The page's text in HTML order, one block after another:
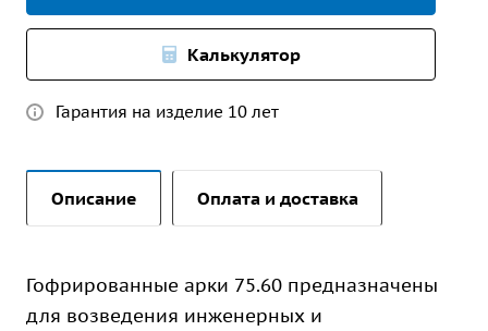
Калькулятор
Гарантия на изделие 10 лет
Описание Оплата и доставка
Гофрированные арки 75.60 предназначены
для возведения инженерных и